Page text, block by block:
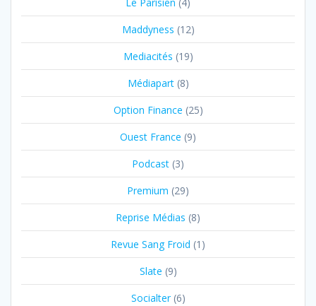
Maddyness (12)
Mediacités (19)
Médiapart(8)
Option Finance (25)
Ouest France (9)
Podcast (3)
Premium (29)
Reprise Médias (8)
Revue Sang Froid (1)
Slate (9)
Socialter(6)